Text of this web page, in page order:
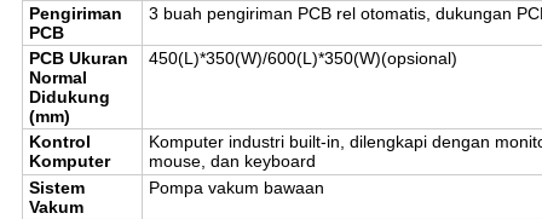
Pengiriman
PCB
3 buah pengiriman PCB rel otomatis, dukungan
PCB Ukuran
Normal
Didukung
(mm)
450(L)*350(W)/600(L)*350(W)(opsional)
Kontrol
Komputer
Komputer industri built-in, dilengkapi dengan
mouse, dan keyboard
Sistem
Vakum
Pompa vakum bawaan